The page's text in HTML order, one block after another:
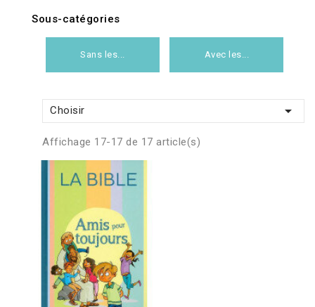
Sous-catégories
Sans les... Avec les...
Choisir 
Affichage 17-17 de 17 article(s)